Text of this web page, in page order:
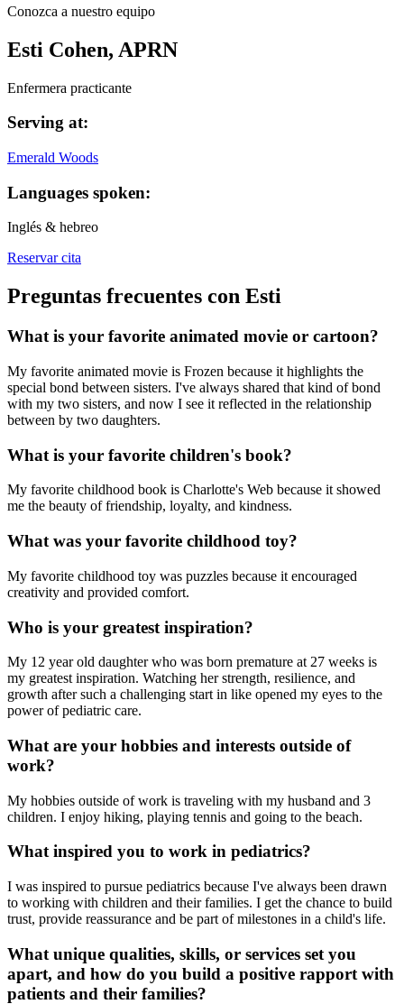
Conozca a nuestro equipo
Esti Cohen, APRN
Enfermera practicante
Serving at:
Emerald Woods
Languages spoken:
Inglés & hebreo
Reservar cita
Preguntas frecuentes con Esti
What is your favorite animated movie or cartoon?
My favorite animated movie is Frozen because it highlights the
special bond between sisters. I've always shared that kind of bond
with my two sisters, and now I see it reflected in the relationship
between by two daughters.
What is your favorite children's book?
My favorite childhood book is Charlotte's Web because it showed
me the beauty of friendship, loyalty, and kindness.
What was your favorite childhood toy?
My favorite childhood toy was puzzles because it encouraged
creativity and provided comfort.
Who is your greatest inspiration?
My 12 year old daughter who was born premature at 27 weeks is
my greatest inspiration. Watching her strength, resilience, and
growth after such a challenging start in like opened my eyes to the
power of pediatric care.
What are your hobbies and interests outside of
work?
My hobbies outside of work is traveling with my husband and 3
children. I enjoy hiking, playing tennis and going to the beach.
What inspired you to work in pediatrics?
I was inspired to pursue pediatrics because I've always been drawn
to working with children and their families. I get the chance to build
trust, provide reassurance and be part of milestones in a child's life.
What unique qualities, skills, or services set you
apart, and how do you build a positive rapport with
patients and their families?